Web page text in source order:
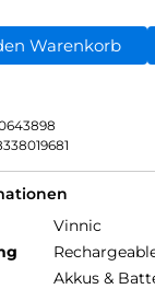
Warenkorb
Vinnic
Akkus &